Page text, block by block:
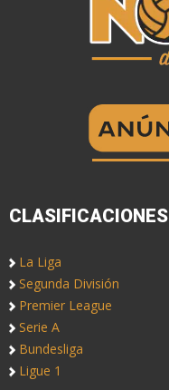
CLASIFICACIONES
La Liga
Segunda División
Premier League
Serie A
Bundesliga
Ligue 1